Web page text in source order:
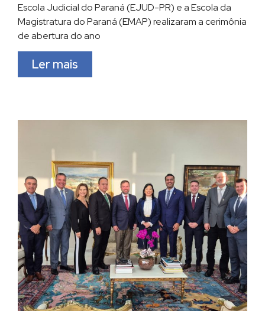
Escola Judicial do Paraná (EJUD-PR) e a Escola da
Magistratura do Paraná (EMAP) realizaram a cerimônia
de abertura do ano
Ler mais